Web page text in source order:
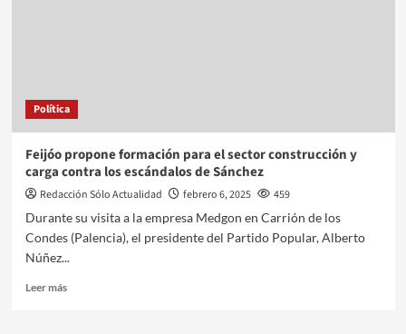
Política
Feijóo propone formación para el sector construcción y
carga contra los escándalos de Sánchez
Redacción Sólo Actualidad febrero 6, 2025
459
Durante su visita a la empresa Medgon en Carrión de los
Condes (Palencia), el presidente del Partido Popular, Alberto
Núñez...
Leer más